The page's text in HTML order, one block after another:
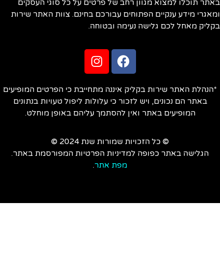
תוכלו למצוא מגוון רחב של פרטים על כל סוגי העסקים
מידע ענקיים הפתוחים עבורכם בחינם. צוות האתר שירות
מאחל לכם גלישה נעימה ובטוחה.
האתר שירות בקליק איננה מתחייבת כי הפרטים המופיעים
באתר הם נכונים, ויש לזכור כי עלולות ליפול טעויות בנתונים
המופיעים באתר ואין להסתמך עליהם באופן מוחלט.
© כל הזכויות שמורות שנת 2024 ©
הגלישה באתר כפופה למדיניות הפרטיות המפורסמת באתר.
מפת אתר.